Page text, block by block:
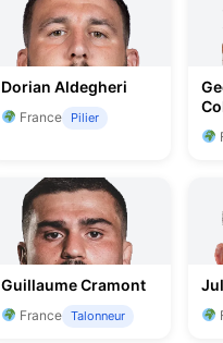
Dorian Aldegheri
France Pilier
Guillaume Cramont
France Talonneur